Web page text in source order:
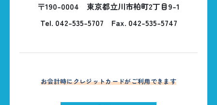
〒190-0004 東京都立川市柏町2丁目9-1
Tel. 042-535-5707 Fax. 042-535-5747
お会計時にクレジットカードがご利用できます